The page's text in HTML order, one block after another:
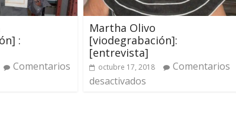
:
Comentarios
Martha Olivo
[viodegrabación]:
[entrevista]
octubre 17, 2018
Comentarios
desactivados